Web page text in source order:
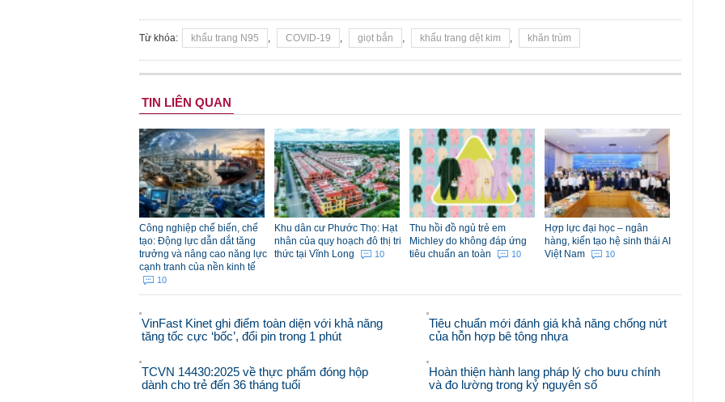
Từ khóa: khẩu trang N95 , COVID-19 , giọt bắn , khẩu trang dệt kim , khăn trùm
TIN LIÊN QUAN
Công nghiệp chế biến, chế
tạo: Động lực dẫn dắt tăng
trưởng và nâng cao năng lực
cạnh tranh của nền kinh tế
10
Khu dân cư Phước Thọ: Hạt
nhân của quy hoạch đô thị tri
thức tại Vĩnh Long
10
Thu hồi đồ ngủ trẻ em
Michley do không đáp ứng
tiêu chuẩn an toàn
10
Hợp lực đại học – ngân
hàng, kiến tạo hệ sinh thái AI
Việt Nam
10
VinFast Kinet ghi điểm toàn diện với khả năng
tăng tốc cực ‘bốc’, đổi pin trong 1 phút
TCVN 14430:2025 về thực phẩm đóng hộp
dành cho trẻ đến 36 tháng tuổi
Tiêu chuẩn mới đánh giá khả năng chống nứt
của hỗn hợp bê tông nhựa
Hoàn thiện hành lang pháp lý cho bưu chính
và đo lường trong kỷ nguyên số